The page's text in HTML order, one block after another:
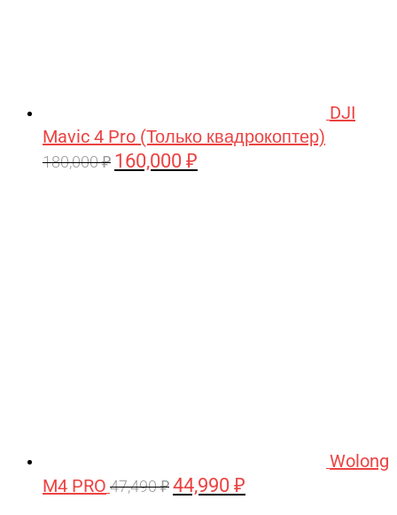
DJI
Mavic 4 Pro (Только квадрокоптер)
180,000₽ Первоначальная
160,000 ₽
Wolong
M4 PRO 47,490₽ Первоначальная
44,990 ₽